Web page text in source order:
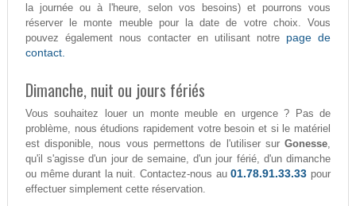
la journée ou à l'heure, selon vos besoins) et pourrons vous
réserver le monte meuble pour la date de votre choix. Vous
pouvez également nous contacter en utilisant notre page de
contact.
Dimanche, nuit ou jours fériés
Vous souhaitez louer un monte meuble en urgence ? Pas de
problème, nous étudions rapidement votre besoin et si le matériel
est disponible, nous vous permettons de l'utiliser surGonesse,
qu'il s'agisse d'un jour de semaine, d'un jour férié, d'un dimanche
ou même durant la nuit. Contactez-nous au01.78.91.33.33 pour
effectuer simplement cette réservation.